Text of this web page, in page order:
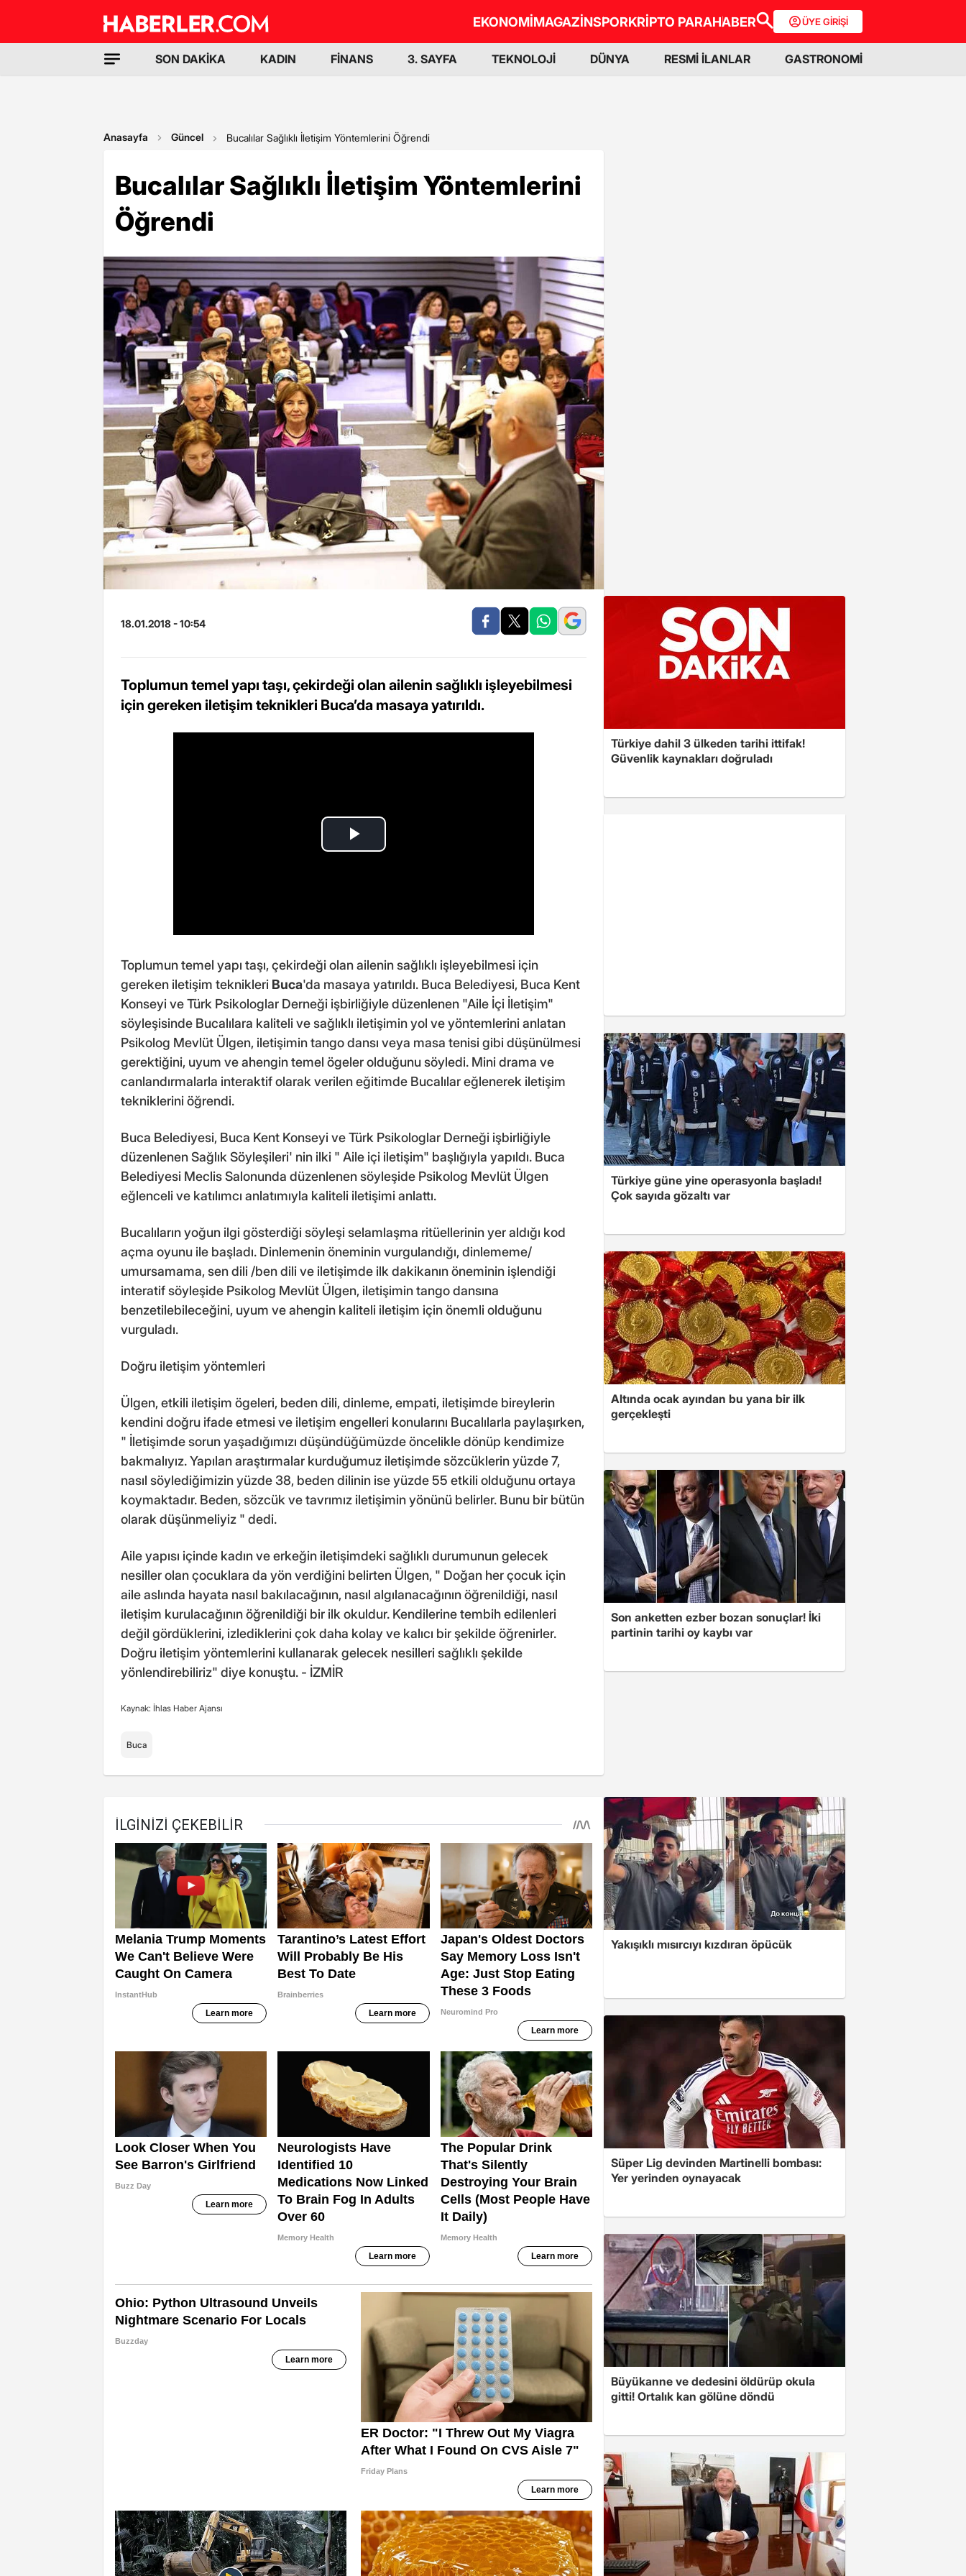
EKONOMİMAGAZİNSPORKRİPTO PARAHABER ÜYE GİRİŞİ
SON DAKİKA KADIN FİNANS 3. SAYFA TEKNOLOJİ DÜNYA RESMİ İLANLAR GASTRONOMİ
Anasayfa Güncel Bucalılar Sağlıklı İletişim Yöntemlerini Öğrendi
Bucalılar Sağlıklı İletişim Yöntemlerini
Öğrendi
18.01.2018 - 10:54
Toplumun temel yapı taşı, çekirdeği olan ailenin sağlıklı işleyebilmesi
için gereken iletişim teknikleri Buca’da masaya yatırıldı.
Toplumun temel yapı taşı, çekirdeği olan ailenin sağlıklı işleyebilmesi için
gereken iletişim teknikleri Buca'da masaya yatırıldı. Buca Belediyesi, Buca Kent
Konseyi ve Türk Psikologlar Derneği işbirliğiyle düzenlenen "Aile İçi İletişim"
söyleşisinde Bucalılara kaliteli ve sağlıklı iletişimin yol ve yöntemlerini anlatan
Psikolog Mevlüt Ülgen, iletişimin tango dansı veya masa tenisi gibi düşünülmesi
gerektiğini, uyum ve ahengin temel ögeler olduğunu söyledi. Mini drama ve
canlandırmalarla interaktif olarak verilen eğitimde Bucalılar eğlenerek iletişim
tekniklerini öğrendi.
Buca Belediyesi, Buca Kent Konseyi ve Türk Psikologlar Derneği işbirliğiyle
düzenlenen Sağlık Söyleşileri' nin ilki " Aile içi iletişim" başlığıyla yapıldı. Buca
Belediyesi Meclis Salonunda düzenlenen söyleşide Psikolog Mevlüt Ülgen
eğlenceli ve katılımcı anlatımıyla kaliteli iletişimi anlattı.
Bucalıların yoğun ilgi gösterdiği söyleşi selamlaşma ritüellerinin yer aldığı kod
açma oyunu ile başladı. Dinlemenin öneminin vurgulandığı, dinlememe/
umursamama, sen dili /ben dili ve iletişimde ilk dakikanın öneminin işlendiği
interatif söyleşide Psikolog Mevlüt Ülgen, iletişimin tango dansına
benzetilebileceğini, uyum ve ahengin kaliteli iletişim için önemli olduğunu
vurguladı.
Doğru iletişim yöntemleri
Ülgen, etkili iletişim ögeleri, beden dili, dinleme, empati, iletişimde bireylerin
kendini doğru ifade etmesi ve iletişim engelleri konularını Bucalılarla paylaşırken,
" İletişimde sorun yaşadığımızı düşündüğümüzde öncelikle dönüp kendimize
bakmalıyız. Yapılan araştırmalar kurduğumuz iletişimde sözcüklerin yüzde 7,
nasıl söylediğimizin yüzde 38, beden dilinin ise yüzde 55 etkili olduğunu ortaya
koymaktadır. Beden, sözcük ve tavrımız iletişimin yönünü belirler. Bunu bir bütün
olarak düşünmeliyiz " dedi.
Aile yapısı içinde kadın ve erkeğin iletişimdeki sağlıklı durumunun gelecek
nesiller olan çocuklara da yön verdiğini belirten Ülgen, " Doğan her çocuk için
aile aslında hayata nasıl bakılacağının, nasıl algılanacağının öğrenildiği, nasıl
iletişim kurulacağının öğrenildiği bir ilk okuldur. Kendilerine tembih edilenleri
değil gördüklerini, izlediklerini çok daha kolay ve kalıcı bir şekilde öğrenirler.
Doğru iletişim yöntemlerini kullanarak gelecek nesilleri sağlıklı şekilde
yönlendirebiliriz" diye konuştu. - İZMİR
Kaynak: İhlas Haber Ajansı
Buca
Türkiye dahil 3 ülkeden tarihi ittifak!
Güvenlik kaynakları doğruladı
Türkiye güne yine operasyonla başladı!
Çok sayıda gözaltı var
Altında ocak ayından bu yana bir ilk
gerçekleşti
Son anketten ezber bozan sonuçlar! İki
partinin tarihi oy kaybı var
Yakışıklı mısırcıyı kızdıran öpücük
Süper Lig devinden Martinelli bombası:
Yer yerinden oynayacak
Büyükanne ve dedesini öldürüp okula
gitti! Ortalık kan gölüne döndü